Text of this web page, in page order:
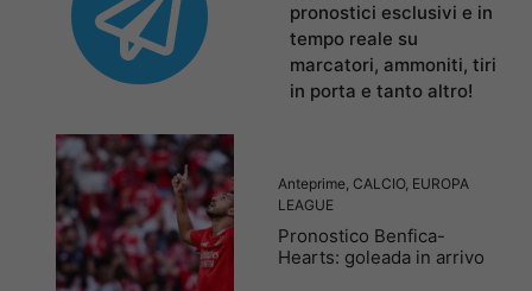
pronostici esclusivi e in
tempo reale su
marcatori, ammoniti, tiri
in porta e tanto altro!
Anteprime CALCIO, EUROPA
LEAGUE
Pronostico Benfica-
Hearts: goleada in arrivo